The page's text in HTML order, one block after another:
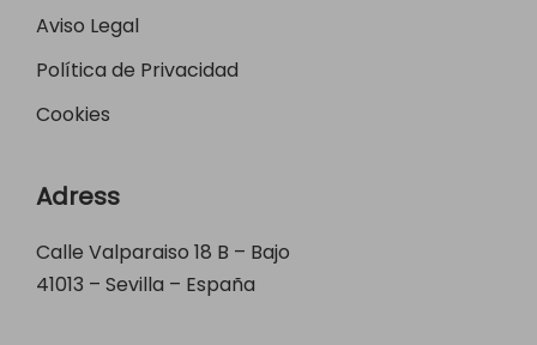
Aviso Legal
Política de Privacidad
Cookies
Adress
Calle Valparaiso 18 B – Bajo
41013 – Sevilla – España